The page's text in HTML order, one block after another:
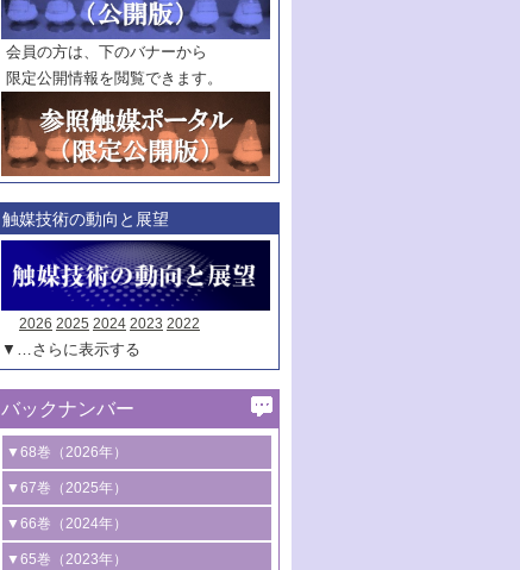
会員の方は、下のバナーから
限定公開情報を閲覧できます。
触媒技術の動向と展望
2026 2025 2024 2023 2022
▼…さらに表示する
バックナンバー
▼68巻（2026年）
1号 過酸化水素合成に関する研究動向
2号 コンピューター技術により加速する
触媒開発
▼67巻（2025年）
1号 CO
水素化によるグリーン燃料/グリ
ーンケミカル製造
▼66巻（2024年）
1号 低次元ナノ構造を有する触媒材料
▼65巻（2023年）